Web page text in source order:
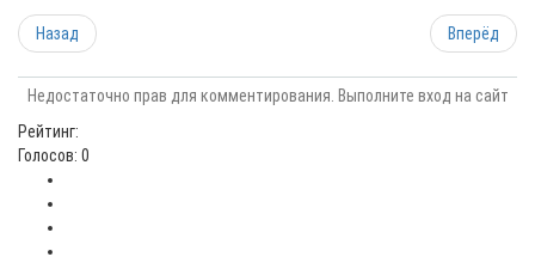
Назад Вперёд
Недостаточно прав для комментирования. Выполните вход на сайт
Рейтинг:
Голосов: 0